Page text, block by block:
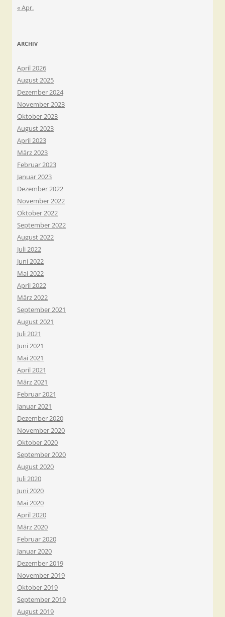
« Apr.
ARCHIV
April 2026
August 2025
Dezember 2024
November 2023
Oktober 2023
August 2023
April 2023
März 2023
Februar 2023
Januar 2023
Dezember 2022
November 2022
Oktober 2022
September 2022
August 2022
Juli 2022
Juni 2022
Mai 2022
April 2022
März 2022
September 2021
August 2021
Juli 2021
Juni 2021
Mai 2021
April 2021
März 2021
Februar 2021
Januar 2021
Dezember 2020
November 2020
Oktober 2020
September 2020
August 2020
Juli 2020
Juni 2020
Mai 2020
April 2020
März 2020
Februar 2020
Januar 2020
Dezember 2019
November 2019
Oktober 2019
September 2019
August 2019